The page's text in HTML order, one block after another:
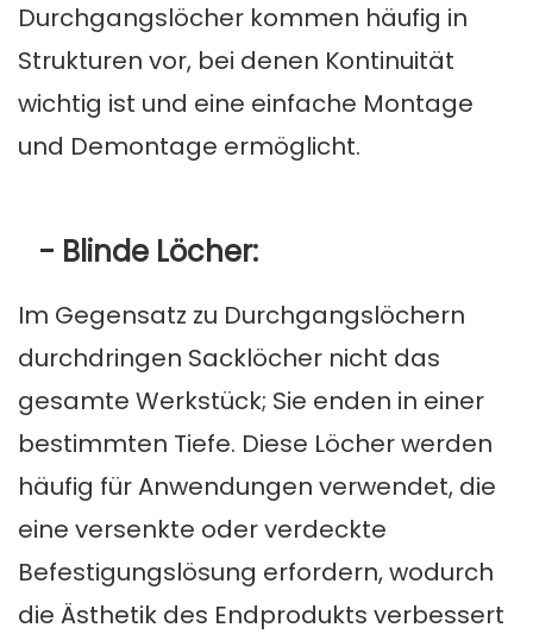
Durchgangslöcher kommen häufig in
Strukturen vor, bei denen Kontinuität
wichtig ist und eine einfache Montage
und Demontage ermöglicht.
- Blinde Löcher:
Im Gegensatz zu Durchgangslöchern
durchdringen Sacklöcher nicht das
gesamte Werkstück; Sie enden in einer
bestimmten Tiefe. Diese Löcher werden
häufig für Anwendungen verwendet, die
eine versenkte oder verdeckte
Befestigungslösung erfordern, wodurch
die Ästhetik des Endprodukts verbessert